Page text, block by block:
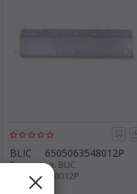
BLIC 6505063548012P
Боковина. BLIC
6505063548012P